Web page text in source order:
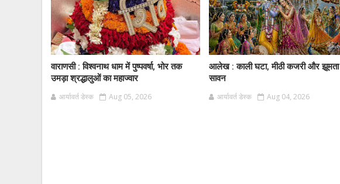
वाराणसी : विश्वनाथ धाम में पुष्पवर्षा, भोर तक
उमड़ा श्रद्धालुओं का महाज्वार
आर्यावर्त डेस्क Aug 05, 2026
आलेख : काली घटा, मीठी कजरी और झूमता
सावन
आर्यावर्त डेस्क Aug 04, 2026